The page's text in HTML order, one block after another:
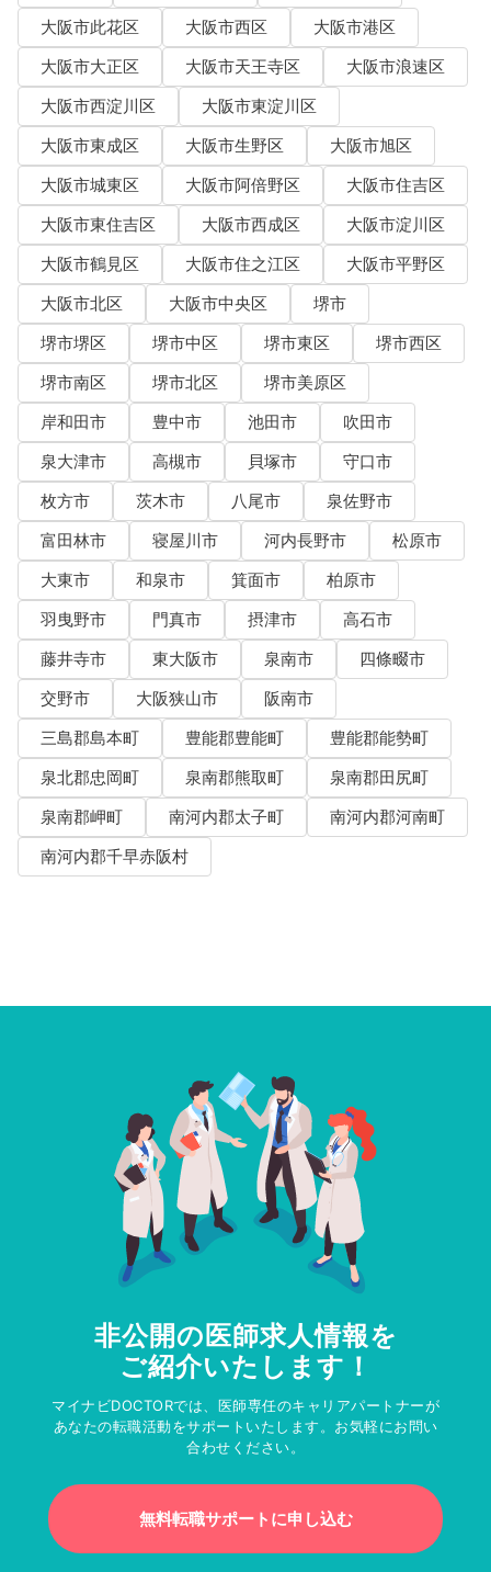
大阪市此花区
大阪市西区
大阪市港区
大阪市大正区
大阪市天王寺区
大阪市浪速区
大阪市西淀川区
大阪市東淀川区
大阪市東成区
大阪市生野区
大阪市旭区
大阪市城東区
大阪市阿倍野区
大阪市住吉区
大阪市東住吉区
大阪市西成区
大阪市淀川区
大阪市鶴見区
大阪市住之江区
大阪市平野区
大阪市北区
大阪市中央区
堺市
堺市堺区
堺市中区 堺市東区
堺市西区
堺市南区
堺市北区
堺市美原区
岸和田市
豊中市 池田市
吹田市
泉大津市
高槻市 貝塚市
守口市
枚方市
茨木市 八尾市
泉佐野市
富田林市
寝屋川市 河内長野市
松原市
大東市
和泉市 箕面市
柏原市
羽曳野市
門真市 摂津市
高石市
藤井寺市
東大阪市 泉南市
四條畷市
交野市
大阪狭山市
阪南市
三島郡島本町
豊能郡豊能町
豊能郡能勢町
泉北郡忠岡町
泉南郡熊取町
泉南郡田尻町
泉南郡岬町
南河内郡太子町
南河内郡河南町
南河内郡千早赤阪村
非公開の医師求人情報を
ご紹介いたします！
マイナビDOCTORでは、医師専任のキャリアパートナーが
あなたの転職活動をサポートいたします。お気軽にお問い
合わせください。
無料転職サポートに申し込む